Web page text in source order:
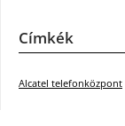
Címkék
Alcatel telefonközpont